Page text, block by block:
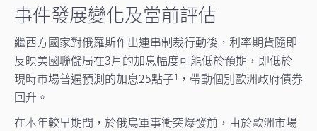
事件發展變化及當前評估
繼西方國家對俄羅斯作出連串制裁行動後，利率期貨隨即
反映美國聯儲局在3月的加息幅度可能低於預期，即低於
現時市場普遍預測的加息25點子1 ，帶動個別歐洲政府債券
回升。
在本年較早期間，於俄烏軍事衝突爆發前，由於歐洲市場